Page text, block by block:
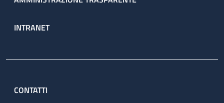
INTRANET
CONTATTI